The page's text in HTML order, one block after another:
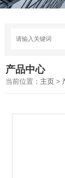
产品中心
当前位置： 主页 >